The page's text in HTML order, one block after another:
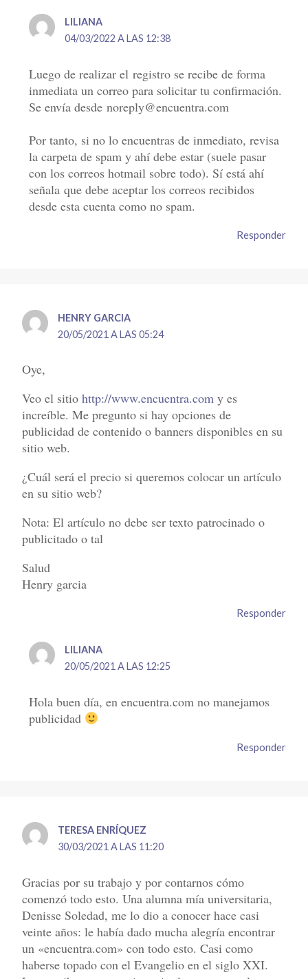
LILIANA
04/03/2022 A LAS 12:38
Luego de realizar el registro se recibe de forma
inmediata un correo para solicitar tu confirmación.
Se envía desde noreply@encuentra.com
Por tanto, si no lo encuentras de inmediato, revisa
la carpeta de spam y ahí debe estar (suele pasar
con los correos hotmail sobre todo). Sí está ahí
señala que debe aceptar los correos recibidos
desde esta cuenta como no spam.
Responder
HENRY GARCIA
20/05/2021 A LAS 05:24
Oye,
Veo el sitiohttp://www.encuentra.com y es
increíble. Me pregunto si hay opciones de
publicidad de contenido o banners disponibles en su
sitio web.
¿Cuál será el precio si queremos colocar un artículo
en su sitio web?
Nota: El artículo no debe ser texto patrocinado o
publicitado o tal
Salud
Henry garcia
Responder
LILIANA
20/05/2021 A LAS 12:25
Hola buen día, en encuentra.com no manejamos
publicidad
Responder
TERESA ENRÍQUEZ
30/03/2021 A LAS 11:20
Gracias por su trabajo y por contarnos cómo
comenzó todo esto. Una alumna mía universitaria,
Denisse Soledad, me lo dio a conocer hace casi
veinte años: le había dado mucha alegría encontrar
un «encuentra.com» con todo esto. Casi como
haberse topado con el Evangelio en el siglo XXI.